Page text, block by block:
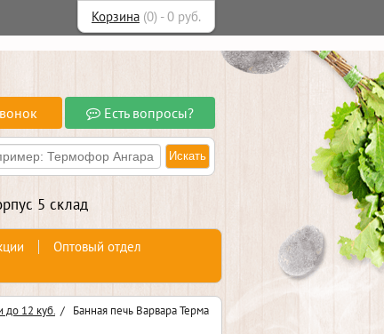
Корзина (0) -0 руб.
Есть вопросы?
5 склад
Оптовый отдел
до 12 куб. / Банная печь Варвара Терма